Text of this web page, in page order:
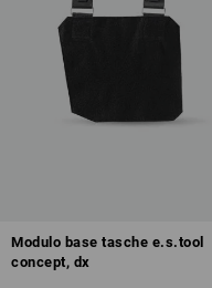
Modulo base tasche e.s.tool
concept, dx